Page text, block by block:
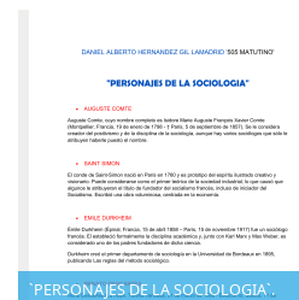
`PERSONAJES DE LA SOCIOLOGIA`.